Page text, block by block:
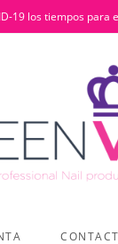
19 los tiempos